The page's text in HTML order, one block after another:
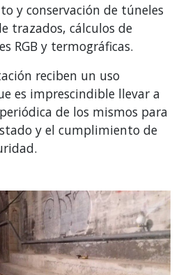
y conservación de túneles
trazados, cálculos de
RGB y termográficas.
reciben un uso
es imprescindible llevar a
de los mismos para
y el cumplimiento de